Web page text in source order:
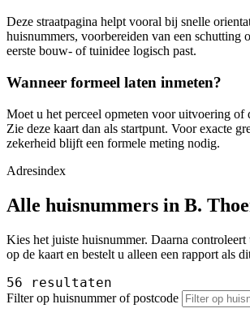
Deze straatpagina helpt vooral bij snelle
huisnummers, voorbereiden van een schutting
eerste bouw- of tuinidee logisch past.
Wanneer formeel laten inmeten?
Moet u het perceel opmeten voor uitvoering of
Zie deze kaart dan als startpunt. Voor exacte
zekerheid blijft een formele meting nodig.
Adresindex
Alle huisnummers in B.
Kies het juiste huisnummer. Daarna controleert
op de kaart en bestelt u alleen een rapport als
56 resultaten
Filter op huisnummer of postcode